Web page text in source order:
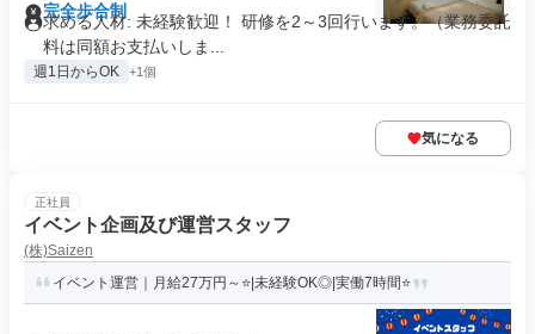
完全歩合制
求める人材: 未経験歓迎！ 研修を2～3回行います。（業務委託
料は同額お支払いしま...
週1日からOK +1個
気になる
正社員
イベント企画及び運営スタッフ
(株)Saizen
イベント運営｜月給27万円～⭐|未経験OK◎|実働7時間⭐